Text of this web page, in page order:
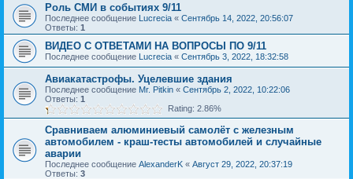
Роль СМИ в событиях 9/11
Последнее сообщение Lucrecia « Сентябрь 14, 2022, 20:56:07
Ответы: 1
ВИДЕО С ОТВЕТАМИ НА ВОПРОСЫ ПО 9/11
Последнее сообщение Lucrecia « Сентябрь 3, 2022, 18:32:58
Авиакатастрофы. Уцелевшие здания
Последнее сообщение Mr. Pitkin « Сентябрь 2, 2022, 10:22:06
Ответы: 1
Rating: 2.86%
Сравниваем алюминиевый самолёт с железным
автомобилем - краш-тесты автомобилей и случайные
аварии
Последнее сообщение AlexanderK « Август 29, 2022, 20:37:19
Ответы: 3